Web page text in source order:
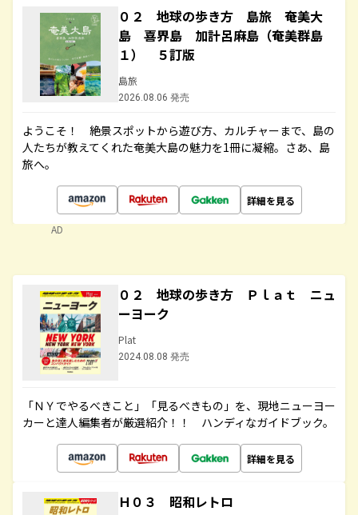
０２ 地球の歩き方 島旅 奄美大
島 喜界島 加計呂麻島（奄美群島
１） ５訂版
島旅
2026.08.06 発売
ようこそ！ 絶景スポットから遊び方、カルチャーまで、島の
人たちが教えてくれた奄美大島の魅力を1冊に凝縮。さあ、島
旅へ。
詳細を見る
AD
０２ 地球の歩き方 Ｐｌａｔ ニュ
ーヨーク
Plat
2024.08.08 発売
「ＮＹでやるべきこと」「見るべきもの」を、現地ニューヨー
カーと達人編集者が厳選紹介！！ ハンディなガイドブック。
詳細を見る
Ｈ０３ 昭和レトロ